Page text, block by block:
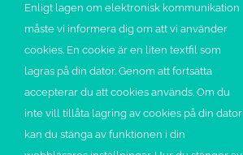
©COPYRIGHT 2020 NARKOSKLINIKEN
Enligt lagen om elektronisk kommunikation
måste vi informera dig om att vi använder
cookies. En cookie är en liten textfil som
lagras på din dator. Genom att fortsätta
accepterar du att cookies används. Om du
inte vill tillåta lagring av cookies på din dator
kan du stänga av funktionen i din